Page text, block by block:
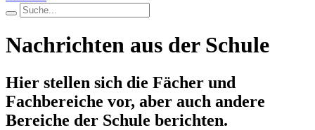
Nachrichten aus der Schule
Hier stellen sich die Fächer und
Fachbereiche vor, aber auch andere
Bereiche der Schule berichten.